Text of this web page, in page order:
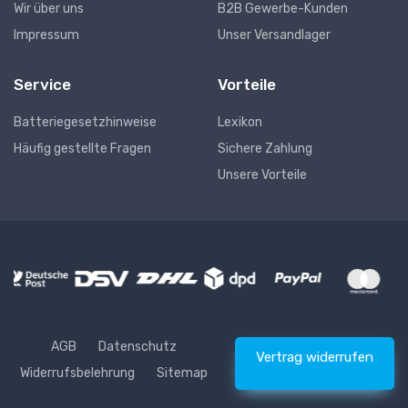
Wir über uns
Impressum
B2B Gewerbe-Kunden
Unser Versandlager
Service
Batteriegesetzhinweise
Häufig gestellte Fragen
Vorteile
Lexikon
Sichere Zahlung
Unsere Vorteile
AGB
Datenschutz
Widerrufsbelehrung
Sitemap
Vertrag widerrufen